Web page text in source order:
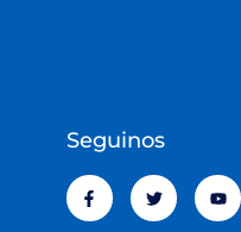
Seguinos